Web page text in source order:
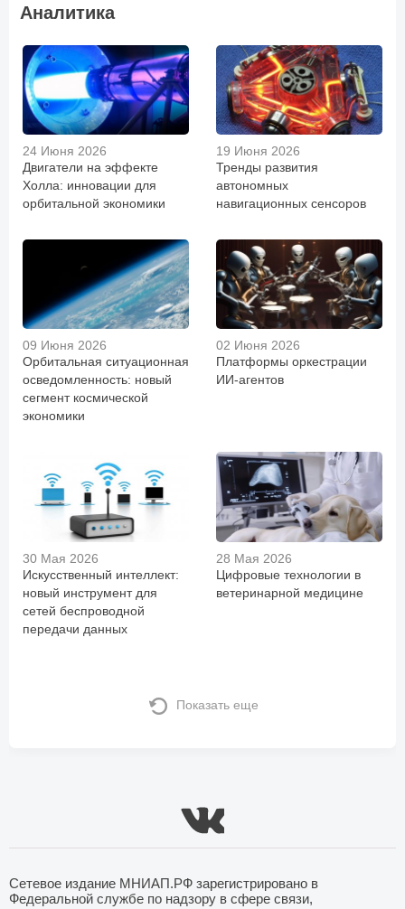
Аналитика
24 Июня 2026
Двигатели на эффекте
Холла: инновации для
орбитальной экономики
19 Июня 2026
Тренды развития
автономных
навигационных сенсоров
09 Июня 2026
Орбитальная ситуационная
осведомленность: новый
сегмент космической
экономики
02 Июня 2026
Платформы оркестрации
ИИ-агентов
30 Мая 2026
Искусственный интеллект:
новый инструмент для
сетей беспроводной
передачи данных
28 Мая 2026
Цифровые технологии в
ветеринарной медицине
Показать еще
Сетевое издание МНИАП.РФ зарегистрировано в
Федеральной службе по надзору в сфере связи,